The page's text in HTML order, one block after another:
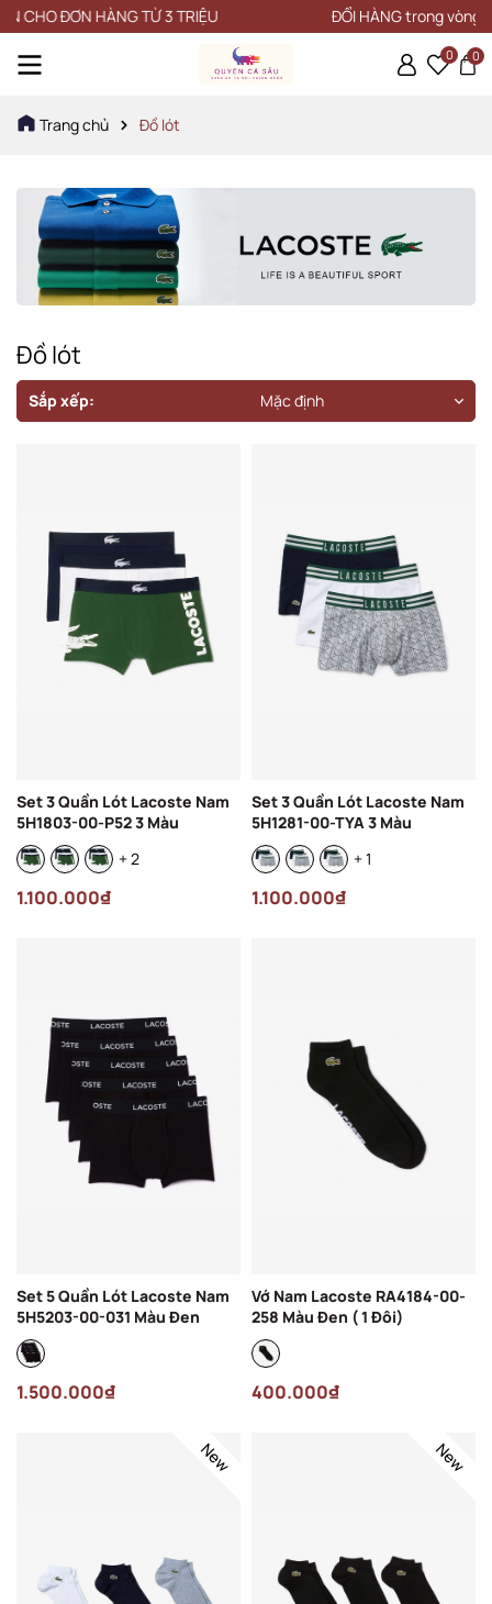
ĐƠN HÀNG TỪ 3 TRIỆU ĐỔI HÀNG trong vòng 15
0 0
Trang chủ Đồ lót
Đồ lót
Sắp xếp: Mặc định
Set 3 Quần Lót Lacoste Nam
5H1803-00-P52 3 Màu
+ 2
1.100.000₫
Set 3 Quần Lót Lacoste Nam
5H1281-00-TYA 3 Màu
+ 1
1.100.000₫
Set 5 Quần Lót Lacoste Nam
5H5203-00-031 Màu Đen
1.500.000₫
Vớ Nam Lacoste RA4184-00-
258 Màu Đen ( 1 Đôi)
400.000₫
New New